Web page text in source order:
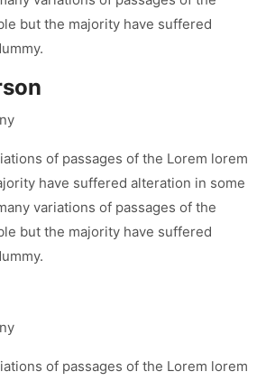
but the majority have suffered
of passages of the Lorem lorem
have suffered alteration in some
variations of passages of the
but the majority have suffered
of passages of the Lorem lorem